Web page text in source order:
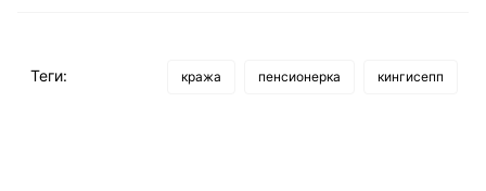
Теги: кража пенсионерка кингисепп